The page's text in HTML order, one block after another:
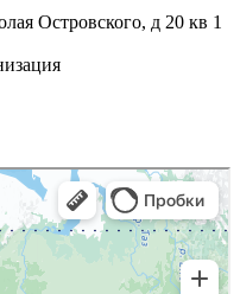
Островского, д 20 кв 1